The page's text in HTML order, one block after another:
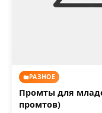
РАЗНОЕ
Промты для
промтов)